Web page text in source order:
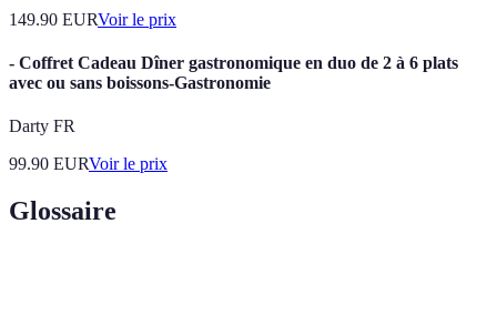
149.90 EURVoir le prix
- Coffret Cadeau Dîner gastronomique en duo de 2 à 6 plats
avec ou sans boissons-Gastronomie
Darty FR
99.90 EURVoir le prix
Glossaire